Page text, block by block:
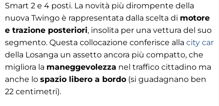
Smart 2 e 4 posti. La novità più dirompente della
nuova Twingo è rappresentata dalla scelta di motore
e trazione posteriori, insolita per una vettura del suo
segmento. Questa collocazione conferisce alla city car
della Losanga un assetto ancora più compatto, che
migliora la maneggevolezza nel traffico cittadino ma
anche lo spazio libero a bordo (si guadagnano ben
22 centimetri).